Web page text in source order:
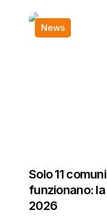
News
Solo 11
funzionano:
2026